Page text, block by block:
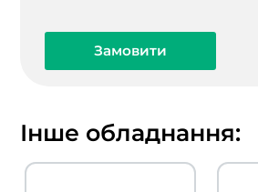
Замовити
Інше обладнання: